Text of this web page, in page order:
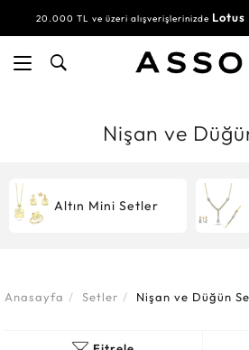
20.000 TL ve üzeri alışverişlerinizde Lotus
30.000 TL ve üzeri alışverişlerinizdeSu
Nişan ve
Altın Mini Setler
Anasayfa Setler Nişan ve Düğün